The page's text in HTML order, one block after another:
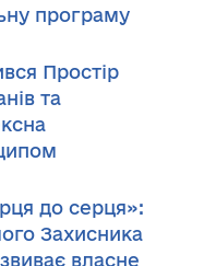
програму
Простір
та
до серця»:
Захисника
власне